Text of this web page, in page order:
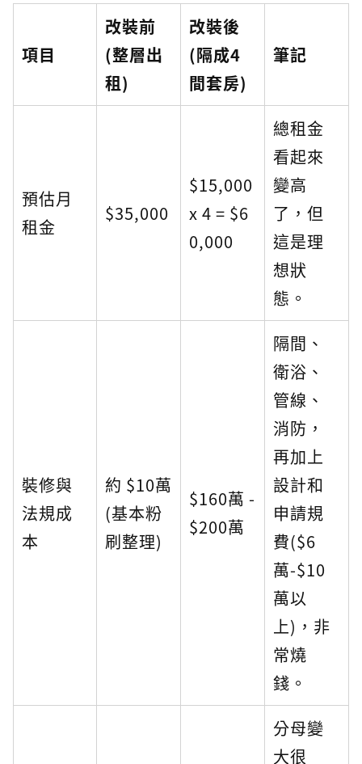
項目
改裝前
(整層出
租)
改裝後
(隔成4
間套房)
筆記
預估月
租金
$35,000
$15,000
x 4 = $6
0,000
總租金
看起來
變高
了，但
這是理
想狀
態。
裝修與
法規成
本
約 $10萬
(基本粉
刷整理)
$160萬 -
$200萬
隔間、
衛浴、
管線、
消防，
再加上
設計和
申請規
費($6
萬-$10
萬以
上)，非
常燒
錢。
分母變
大很